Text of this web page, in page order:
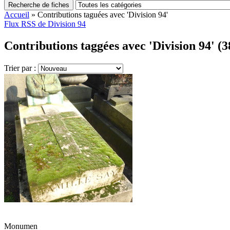
Recherche de fiches
Accueil » Contributions taguées avec 'Division 94'
Flux RSS de Division 94
Contributions taggées avec 'Division 94'
Trier par :
Monumen